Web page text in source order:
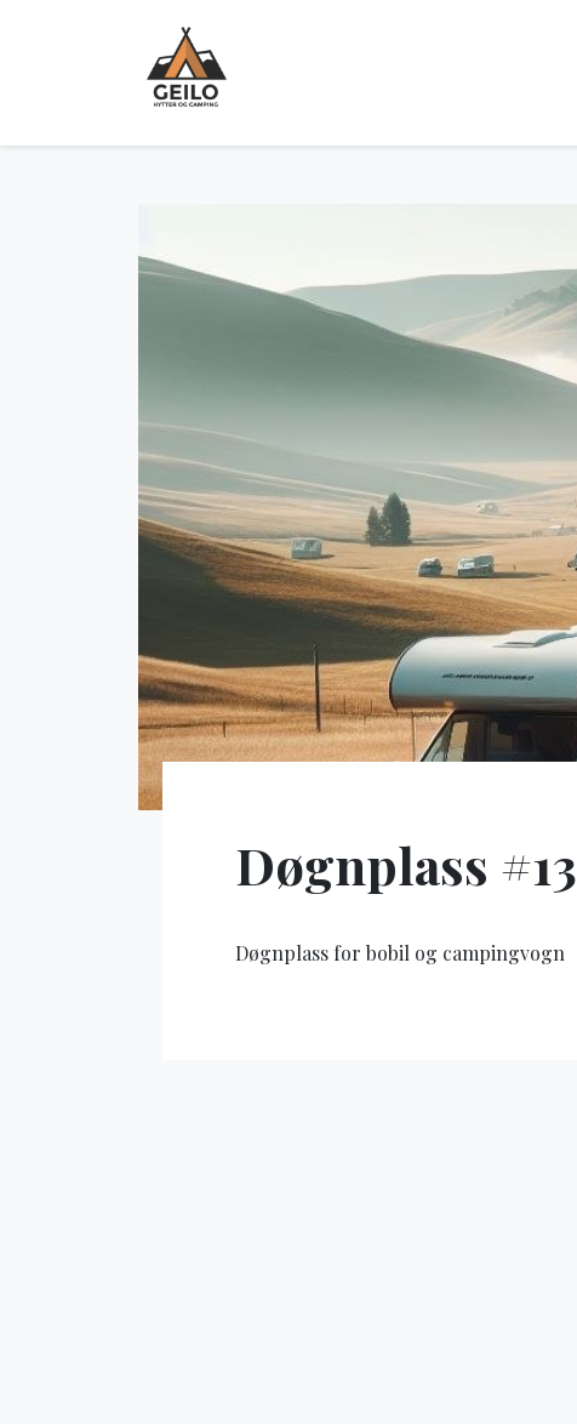
Døgnplass
Døgnplass for bobil og campingvogn